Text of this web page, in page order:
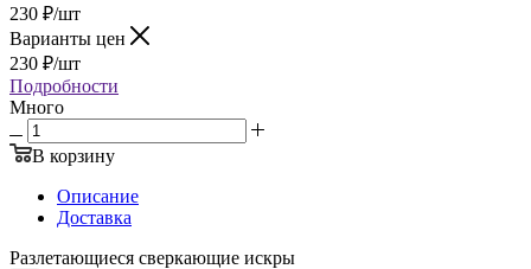
230 ₽/шт
Варианты цен
230 ₽/шт
Подробности
Много
В корзину
Описание
Доставка
Разлетающиеся сверкающие искры